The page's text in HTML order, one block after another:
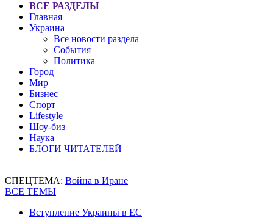
ВСЕ РАЗДЕЛЫ
Главная
Украина
Все новости раздела
События
Политика
Город
Мир
Бизнес
Спорт
Lifestyle
Шоу-биз
Наука
БЛОГИ ЧИТАТЕЛЕЙ
СПЕЦТЕМА: Война в Иране
ВСЕ ТЕМЫ
Вступление Украины в ЕС